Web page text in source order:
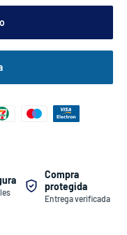
Compra
protegida
Entrega verificada